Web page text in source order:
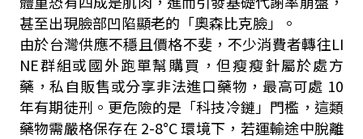
甚至出現臉部凹陷顯老的「奧森比克臉」。
由於台灣供應不穩且價格不斐，不少消費者轉往LI
NE群組或國外跑單幫購買，但瘦瘦針屬於處方
藥，私自販售或分享非法進口藥物，最高可處 10
年有期徒刑。更危險的是「科技冷鏈」門檻，這類
藥物需嚴格保存在 2-8°C 環境下，若運輸途中脫離